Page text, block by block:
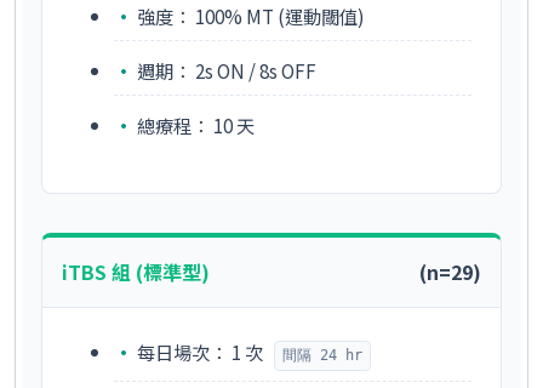
強度： 100% MT (運動閾值)
週期： 2s ON / 8s OFF
總療程： 10 天
iTBS 組 (標準型) (n=29)
每日場次： 1 次 間隔 24 hr